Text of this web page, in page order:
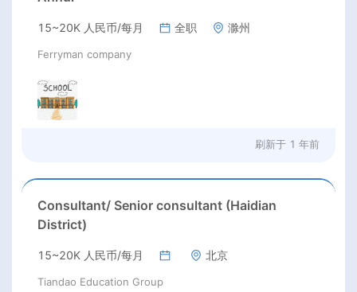
15~20K 人民币/每月 全职 滁州
Ferryman company
刷新于 1 年前
Consultant/ Senior consultant (Haidian
District)
15~20K 人民币/每月 北京
Tiandao Education Group